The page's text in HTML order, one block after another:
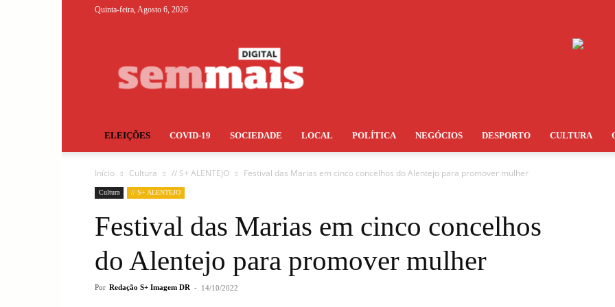
Quinta-feira, Agosto 6, 2026
ELEIÇÕES COVID-19 SOCIEDADE LOCAL POLÍTICA NEGÓCIOS DESPORTO CULTURA
Início Cultura // S+ ALENTEJO Festival das Marias em cinco concelhos do Alentejo para promover mulher
Cultura // S+ ALENTEJO
Festival das Marias em cinco concelhos
do Alentejo para promover mulher
Por Redação S+ Imagem DR - 14/10/2022